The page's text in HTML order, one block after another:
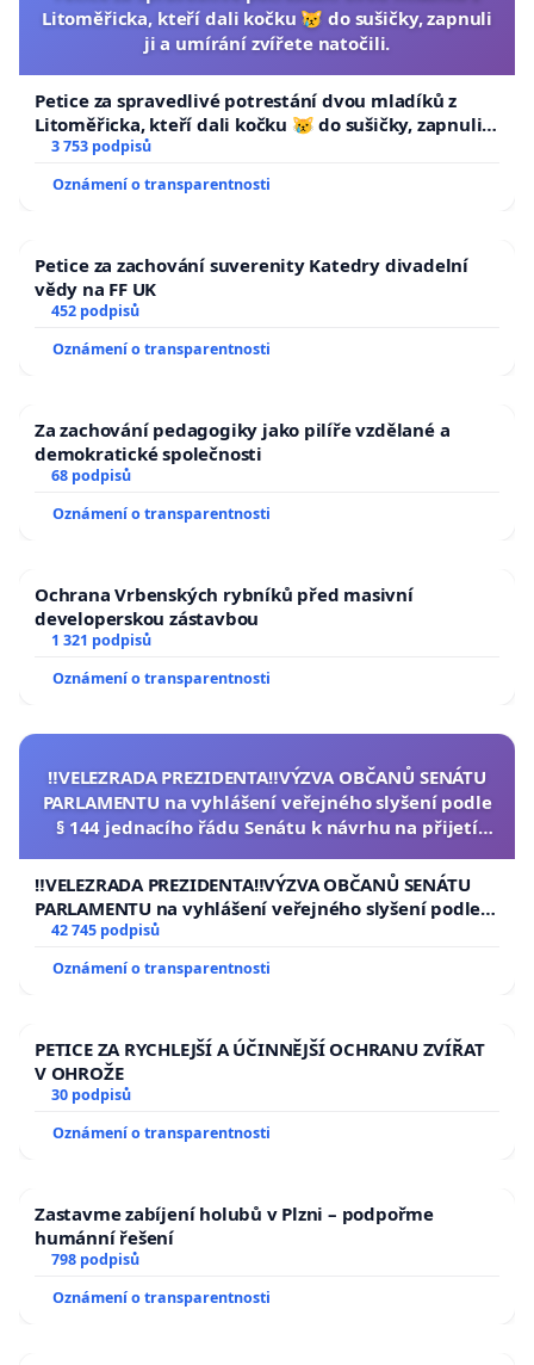
Litoměřicka, kteří dali kočku 😿 do sušičky, zapnuli
ji a umírání zvířete natočili.
Petice za spravedlivé potrestání dvou mladíků z
Litoměřicka, kteří dali kočku 😿 do sušičky, zapnuli ji
a umírání zvířete natočili.
3 753 podpisů
Oznámení o transparentnosti
Petice za zachování suverenity Katedry divadelní
vědy na FF UK
452 podpisů
Oznámení o transparentnosti
Za zachování pedagogiky jako pilíře vzdělané a
demokratické společnosti
68 podpisů
Oznámení o transparentnosti
Ochrana Vrbenských rybníků před masivní
developerskou zástavbou
1 321 podpisů
Oznámení o transparentnosti
‼️VELEZRADA PREZIDENTA‼️VÝZVA OBČANŮ SENÁTU
PARLAMENTU na vyhlášení veřejného slyšení podle
§ 144 jednacího řádu Senátu k návrhu na přijetí
republiky
‼️VELEZRADA PREZIDENTA‼️VÝZVA OBČANŮ SENÁTU
PARLAMENTU na vyhlášení veřejného slyšení podle §
144 jednacího řádu Senátu k návrhu na přijetí
usnesení k podání ústavní žaloby na prezidenta
republiky
42 745 podpisů
Oznámení o transparentnosti
PETICE ZA RYCHLEJŠÍ A ÚČINNĚJŠÍ OCHRANU ZVÍŘAT
V OHROŽE
30 podpisů
Oznámení o transparentnosti
Zastavme zabíjení holubů v Plzni – podpořme
humánní řešení
798 podpisů
Oznámení o transparentnosti